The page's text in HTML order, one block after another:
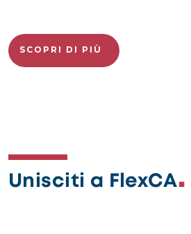
SCOPRI DI PIÙ
Unisciti a FlexCA